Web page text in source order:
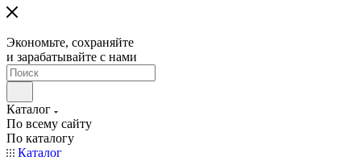
Экономьте, сохраняйте
и зарабатывайте с нами
Каталог
По всему сайту
По каталогу
Каталог